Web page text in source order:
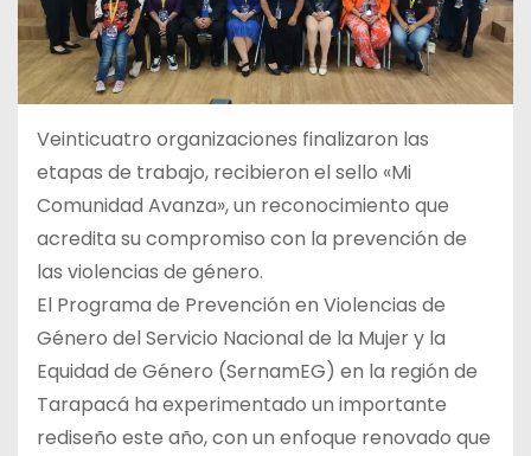
Veinticuatro organizaciones finalizaron las
etapas de trabajo, recibieron el sello «Mi
Comunidad Avanza», un reconocimiento que
acredita su compromiso con la prevención de
las violencias de género.
El Programa de Prevención en Violencias de
Género del Servicio Nacional de la Mujer y la
Equidad de Género (SernamEG) en la región de
Tarapacá ha experimentado un importante
rediseño este año, con un enfoque renovado que